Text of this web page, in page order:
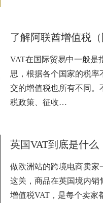
了解阿联酋增值税
VAT在国际贸易中一般是
思，根据各个国家的税率
交的增值税也所有不同。
税政策、征收…
英国VAT到底是什么
做欧洲站的跨境电商卖家
这关，商品在英国境内销
增值税VAT，是每个卖家